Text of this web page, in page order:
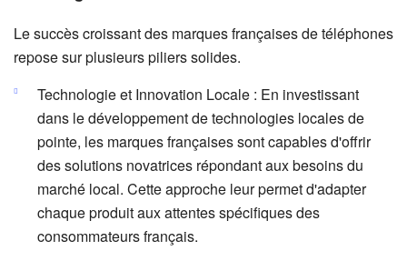
Le succès croissant des marques françaises de téléphones
repose sur plusieurs piliers solides.
Technologie et Innovation Locale : En investissant
dans le développement de technologies locales de
pointe, les marques françaises sont capables d'offrir
des solutions novatrices répondant aux besoins du
marché local. Cette approche leur permet d'adapter
chaque produit aux attentes spécifiques des
consommateurs français.